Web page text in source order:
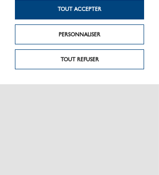
TOUT REFUSER
PERSONNALISER
TOUT ACCEPTER
Portillon
Portillon résidentiel
remplissage panneau